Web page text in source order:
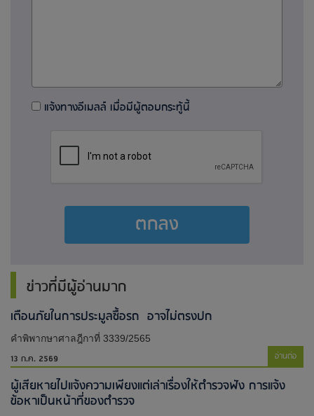
แจ้งทางอีเมลล์ เมื่อมีผู้ตอบกระทู้นี้
ตกลง
ข่าวที่มีผู้อ่านมาก
เตือนภัยในการประมูลซื้อรถ อาจไม่ตรงปก
คำพิพากษาศาลฎีกาที่ 3339/2565
13 ก.ค. 2569 อ่านต่อ
ผู้เสียหายไปแจ้งความเพียงแต่เล่าเรื่องให้ตำรวจฟัง การแจ้ง
ข้อหาเป็นหน้าที่ของตำรวจ